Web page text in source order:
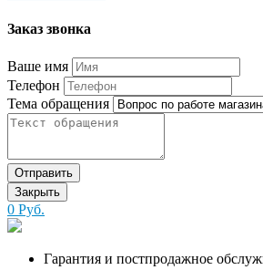
Заказ звонка
Ваше имя
Телефон
Тема обращения
Отправить
Закрыть
0 Руб.
Гарантия и постпродажное